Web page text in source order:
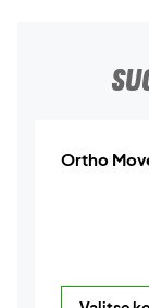
Ortho